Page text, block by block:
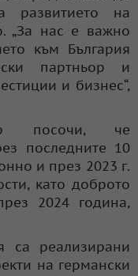
развитието на
„За нас е важно
към България
партньор и
и бизнес“,
посочи, че
последните 10
и през 2023 г.
като доброто
2024 година,
са реализирани
на германски